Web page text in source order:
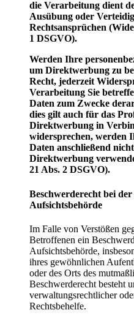
die Verarbeitung dient
Ausübung oder
Rechtsansprüchen
1 DSGVO).
Werden Ihre
um Direktwerbung zu
Recht, jederzeit
Verarbeitung Sie
Daten zum Zwecke
dies gilt auch für das
Direktwerbung in
widersprechen, werden
Daten anschließend
Direktwerbung
21 Abs. 2 DSGVO).
Beschwerderecht bei
Aufsichtsbehörde
Im Falle von Verstößen
Betroffenen ein
Aufsichtsbehörde,
ihres gewöhnlichen
oder des Orts des
Beschwerderecht besteht
verwaltungsrechtlicher
Rechtsbehelfe.